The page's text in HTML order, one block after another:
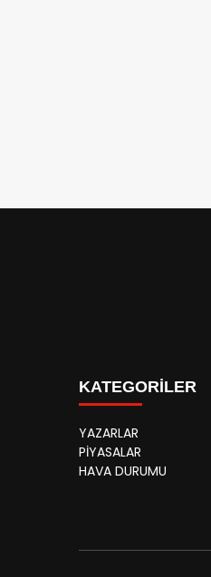
KATEGORİLER
YAZARLAR
PİYASALAR
HAVA DURUMU